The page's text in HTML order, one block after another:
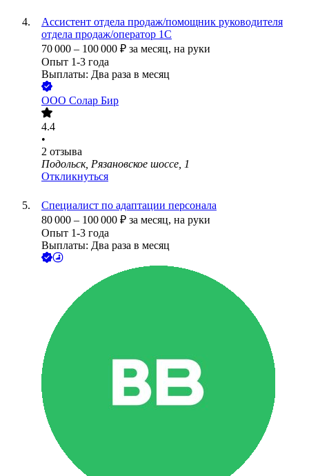
Ассистент отдела продаж/помощник руководителя
отдела продаж/оператор 1С
70 000 – 100 000 ₽ за месяц, на руки
Опыт 1-3 года
Выплаты: Два раза в месяц
ООО Солар Бир
4.4
•
2 отзыва
Подольск, Рязановское шоссе, 1
Откликнуться
Специалист по адаптации персонала
80 000 – 100 000 ₽ за месяц, на руки
Опыт 1-3 года
Выплаты: Два раза в месяц